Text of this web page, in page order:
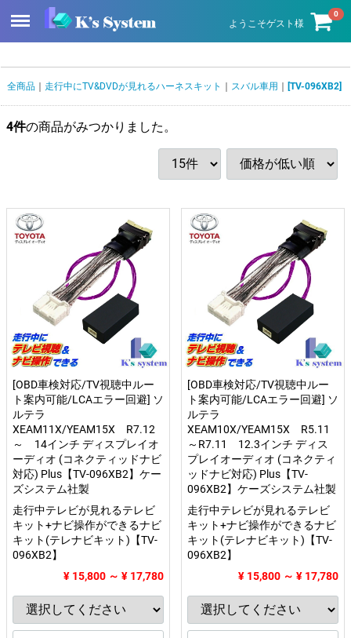
ようこそゲスト様
0
Menu
全商品 走行中にTV&DVDが見れるハーネスキット スバル車用 [TV-096XB2]
4件の商品がみつかりました。
[OBD車検対応/TV視聴中ルー
ト案内可能/LCAエラー回避] ソ
ルテラ
XEAM11X/YEAM15X R7.12
～ 14インチ ディスプレイオ
ーディオ (コネクティッドナビ
対応) Plus【TV-096XB2】ケー
ズシステム社製
走行中テレビが見れるテレビ
キット+ナビ操作ができるナビ
キット(テレナビキット)【TV-
096XB2】
¥ 15,800 ～ ¥ 17,780
[OBD車検対応/TV視聴中ルー
ト案内可能/LCAエラー回避] ソ
ルテラ
XEAM10X/YEAM15X R5.11
～R7.11 12.3インチ ディス
プレイオーディオ (コネクティ
ッドナビ対応) Plus【TV-
096XB2】ケーズシステム社製
走行中テレビが見れるテレビ
キット+ナビ操作ができるナビ
キット(テレナビキット)【TV-
096XB2】
¥ 15,800 ～ ¥ 17,780